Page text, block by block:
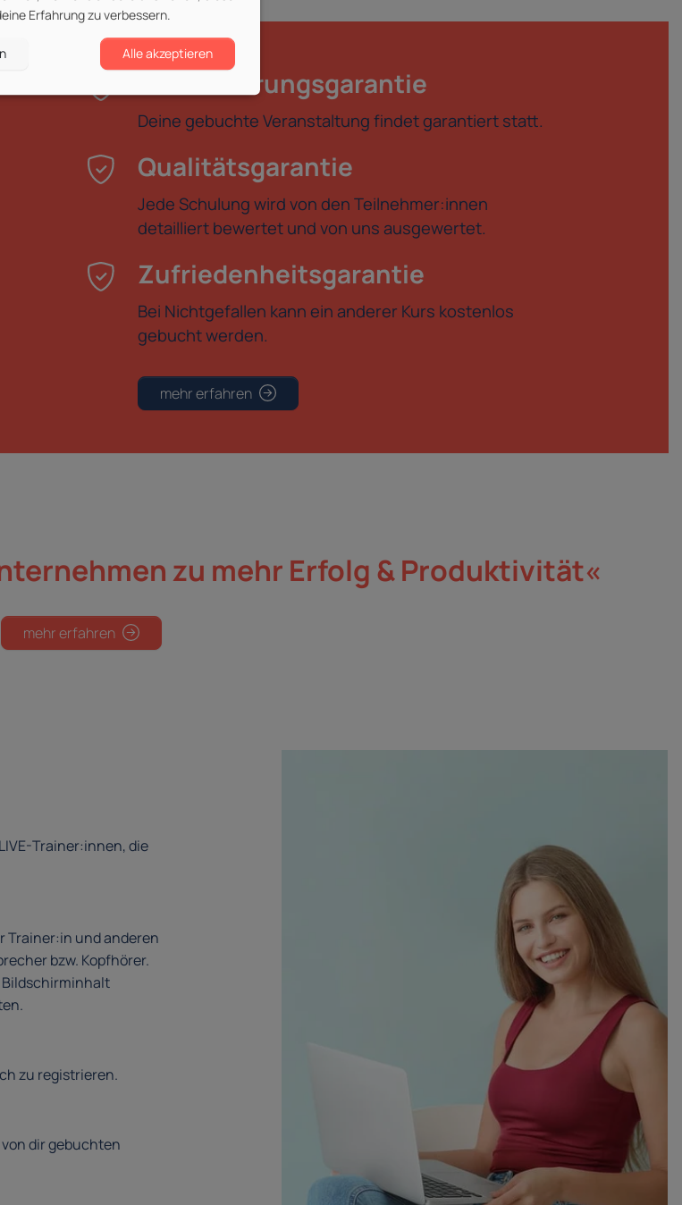
Durchführungsgarantie
Deine gebuchte Veranstaltung findet garantiert statt.
Qualitätsgarantie
Jede Schulung wird von den Teilnehmer:innen
detailliert bewertet und von uns ausgewertet.
Zufriedenheitsgarantie
Bei Nichtgefallen kann ein anderer Kurs kostenlos
gebucht werden.
mehr erfahren
zu mehr Erfolg & Produktivität«
mehr erfahren
Trainer:innen, die
Trainer:in und anderen
bzw. Kopfhörer.
Bildschirminhalt
zu registrieren.
dir gebuchten
Erfahrung zu verbessern.
Alle akzeptieren